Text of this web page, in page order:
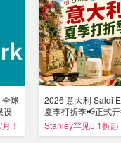
全球
设
！
2026 意大利 Saldi
夏季打折季📢正式
Stanley罕见5.1折起
墨镜5折起